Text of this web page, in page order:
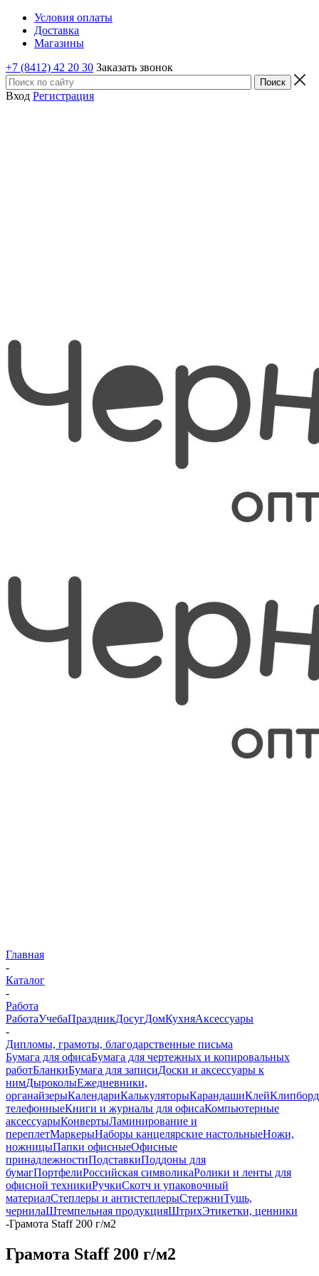
Условия оплаты
Доставка
Магазины
+7 (8412) 42 20 30 Заказать звонок
Вход Регистрация
Главная
-
Каталог
-
Работа
РаботаУчебаПраздникДосугДомКухняАксессуары
-
Дипломы, грамоты, благодарственные письма
Бумага для офисаБумага для чертежных и копировальных
работБланкиБумага для записиДоски и аксессуары к
нимДыроколыЕжедневники,
органайзерыКалендариКалькуляторыКарандашиКлей
телефонныеКниги и журналы для офисаКомпьютерные
аксессуарыКонвертыЛаминирование и
переплетМаркерыНаборы канцелярские настольныеНожи,
ножницыПапки офисныеОфисные
принадлежностиПодставкиПоддоны для
бумагПортфелиРоссийская символикаРолики и ленты для
офисной техникиРучкиСкотч и упаковочный
материалСтеплеры и антистеплерыСтержниТушь,
чернилаШтемпельная продукцияШтрихЭтикетки, ценники
-Грамота Staff 200 г/м2
Грамота Staff 200 г/м2